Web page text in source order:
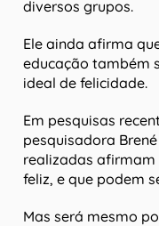
diversos grupos.
Ele ainda afirma
educação também
ideal de felicidade.
Em pesquisas
pesquisadora
realizadas
feliz, e que podem
Mas será mesmo